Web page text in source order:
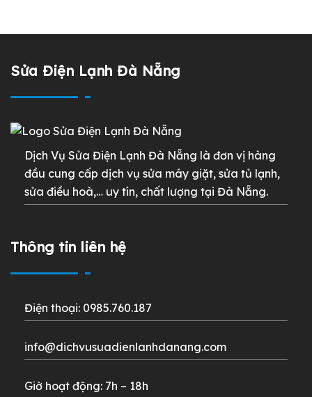
Sửa Điện Lạnh Đà Nẵng
Dịch Vụ Sửa Điện Lạnh Đà Nẵng là đơn vị hàng
đầu cung cấp dịch vụ sửa máy giặt, sửa tủ lạnh,
sửa điều hoà,… uy tín, chất lượng tại Đà Nẵng.
Thông tin liên hệ
Điện thoại: 0985.760.187
info@dichvusuadienlanhdanang.com
Giờ hoạt động: 7h – 18h